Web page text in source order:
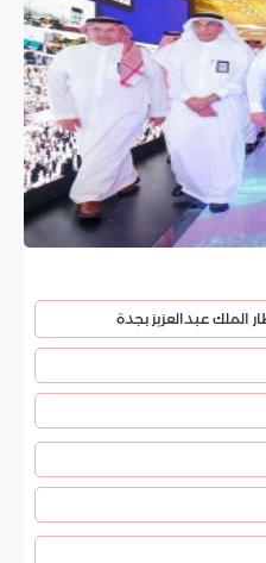
عبدالعزيز بجدة